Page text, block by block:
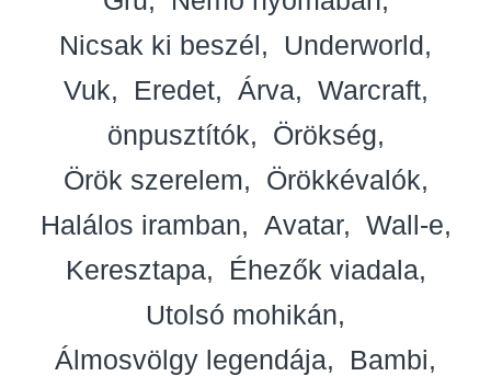
Nicsak ki beszél
Underworld
Vuk
Eredet Árva
Warcraft
önpusztítók
Örökség
Örök szerelem
Örökkévalók
Halálos iramban
Avatar
Wall-e
Keresztapa
Éhezők viadala
Utolsó mohikán
Álmosvölgy legendája
Bambi